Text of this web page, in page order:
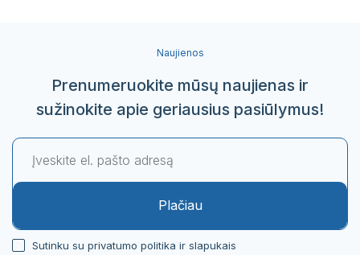
Naujienos
Prenumeruokite mūsų naujienas ir
sužinokite apie geriausius pasiūlymus!
Plačiau
Sutinku su privatumo politika ir slapukais